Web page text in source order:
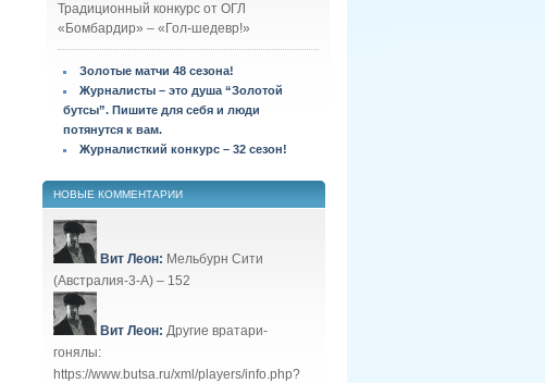
Традиционный конкурс от ОГЛ
«Бомбардир» – «Гол-шедевр!»
Золотые матчи 48 сезона!
Журналисты – это душа “Золотой
бутсы”. Пишите для себя и люди
потянутся к вам.
Журналисткий конкурс – 32 сезон!
НОВЫЕ КОММЕНТАРИИ
Вит Леон: Мельбурн Сити
(Австралия-3-А) – 152
Вит Леон: Другие вратари-
гонялы:
https://www.butsa.ru/xml/players/info.php?